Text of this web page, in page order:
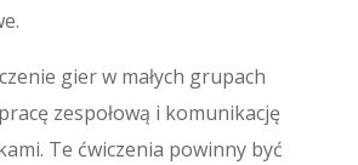
gier w małych grupach
zespołową i komunikację
Te ćwiczenia powinny być